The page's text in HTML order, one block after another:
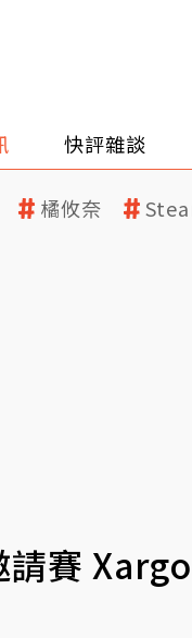
快評雜談
橘攸奈
請賽